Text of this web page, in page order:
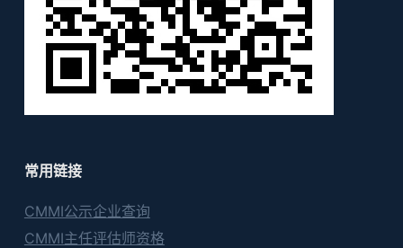
常用链接
CMMI公示企业查询
CMMI主任评估师资格